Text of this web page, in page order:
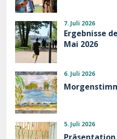
7. Juli 2026
Ergebnisse
Mai 2026
6. Juli 2026
5. Juli 2026